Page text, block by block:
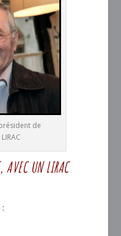
de
AVEC UN LIRAC